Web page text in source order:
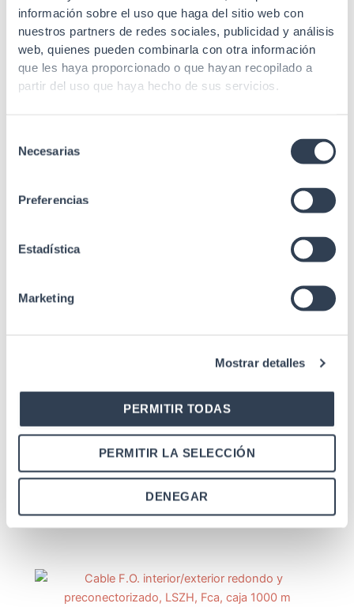
información sobre el uso que haga del sitio web con
nuestros partners de redes sociales, publicidad y análisis
web, quienes pueden combinarla con otra información
que les haya proporcionado o que hayan recopilado a
partir del uso que haya hecho de sus servicios.
Necesarias
Preferencias
Estadística
Marketing
Mostrar detalles
PERMITIR TODAS
PERMITIR LA SELECCIÓN
DENEGAR
Productos relacionados
PIGTAIL FO SM 9/125 EXT SC-APC 120MT
G657-A2 ARAMIDA Gtlan